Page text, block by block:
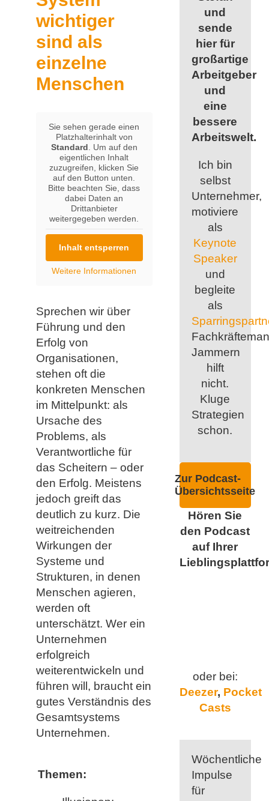
wichtiger
sind als
einzelne
Menschen
Sie sehen gerade einen
Platzhalterinhalt von
Standard . Um auf den
eigentlichen Inhalt
zuzugreifen, klicken Sie
auf den Button unten.
Bitte beachten Sie, dass
dabei Daten an
Drittanbieter
weitergegeben werden.
Inhalt entsperren
Weitere Informationen
Sprechen wir über
Führung und den
Erfolg von
Organisationen,
stehen oft die
konkreten Menschen
im Mittelpunkt: als
Ursache des
Problems, als
Verantwortliche für
das Scheitern – oder
den Erfolg. Meistens
jedoch greift das
deutlich zu kurz. Die
weitreichenden
Wirkungen der
Systeme und
Strukturen, in denen
Menschen agieren,
werden oft
unterschätzt. Wer ein
Unternehmen
erfolgreich
weiterentwickeln und
führen will, braucht ein
gutes Verständnis des
Gesamtsystems
Unternehmen.
Themen:
und
sende
hier für
großartige
Arbeitgeber
und
eine
bessere
Arbeitswelt.
Ich bin
selbst
Unternehmer,
motiviere
als
Keynote
Speaker
und
begleite
als
Jammern
hilft
nicht.
Kluge
Strategien
schon.
Zur Podcast-
Übersichtsseite
Hören Sie
den Podcast
auf Ihrer
oder bei:
Deezer, Pocket
Casts
Wöchentliche
Impulse
für